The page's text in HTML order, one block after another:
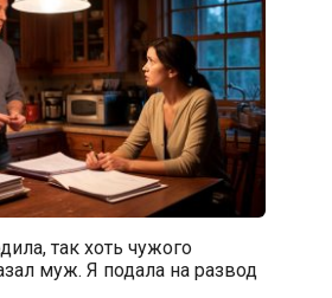
так хоть чужого
муж. Я подала на развод